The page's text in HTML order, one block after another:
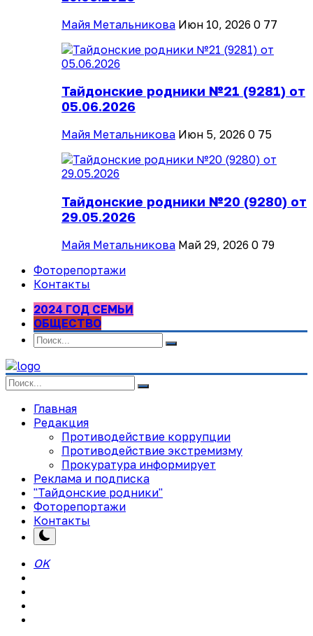
Майя Метальникова Июн 10, 2026 0 77
Тайдонские родники №21 (9281) от
05.06.2026
Майя Метальникова Июн 5, 2026 0 75
Тайдонские родники №20 (9280) от
29.05.2026
Майя Метальникова Май 29, 2026 0 79
Фоторепортажи
Контакты
2024 ГОД СЕМЬИ
ОБЩЕСТВО
Главная
Редакция
Противодействие коррупции
Противодействие экстремизму
Прокуратура информирует
Реклама и подписка
"Тайдонские родники"
Фоторепортажи
Контакты
OK